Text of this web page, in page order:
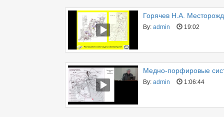
Горячев Н.А.
By: admin 19:02
Медно-порфировые
By: admin 1:06:44